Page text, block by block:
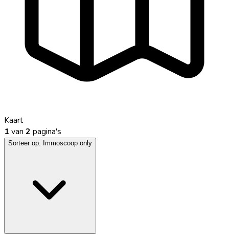
Kaart
1 van 2 pagina's
Sorteer op: Immoscoop only